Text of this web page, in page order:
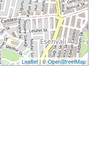
Leaflet| ©OpenStreetMap